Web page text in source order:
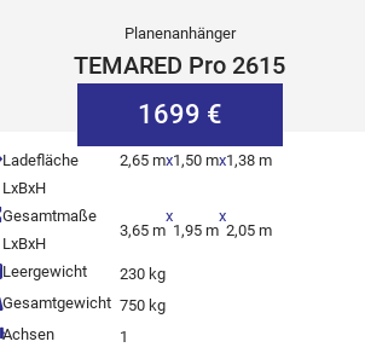
Planenanhänger
TEMARED Pro 2615
1699 €
Ladefläche
LxBxH
2,65 mx1,50 mx1,38 m
Gesamtmaße
LxBxH
3,65 m
x
1,95 m
x
2,05 m
Leergewicht
230 kg
Gesamtgewicht 750 kg
Achsen
1